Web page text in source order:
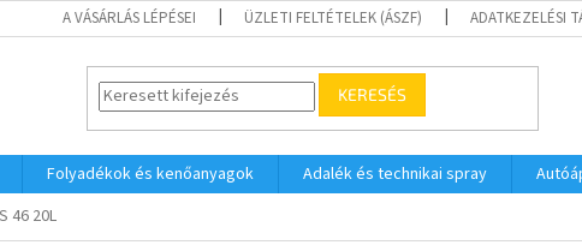
A VÁSÁRLÁS LÉPÉSEI ÜZLETI FELTÉTELEK (ÁSZF) ADATKEZELÉSI
KERESÉS
Folyadékok és kenőanyagok Adalék és technikai spray
46 20L